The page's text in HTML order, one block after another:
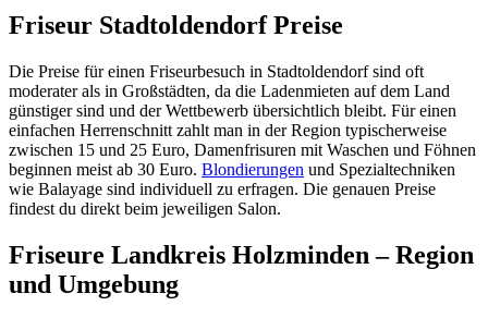
Friseur Stadtoldendorf Preise
Die Preise für einen Friseurbesuch in Stadtoldendorf sind oft
moderater als in Großstädten, da die Ladenmieten auf dem Land
günstiger sind und der Wettbewerb übersichtlich bleibt. Für einen
einfachen Herrenschnitt zahlt man in der Region typischerweise
zwischen 15 und 25 Euro, Damenfrisuren mit Waschen und Föhnen
beginnen meist ab 30 Euro. Blondierungen und Spezialtechniken
wie Balayage sind individuell zu erfragen. Die genauen Preise
findest du direkt beim jeweiligen Salon.
Friseure Landkreis Holzminden – Region
und Umgebung